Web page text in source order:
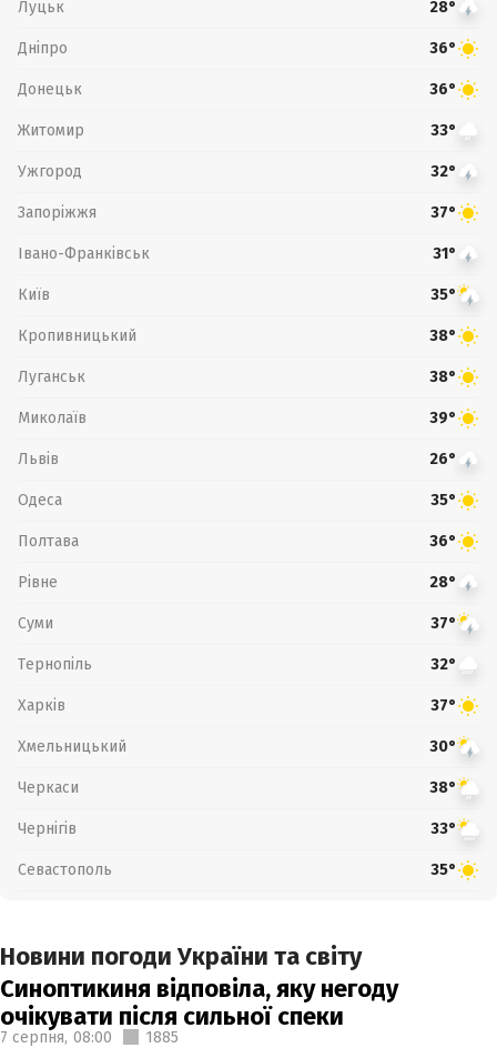
Луцьк 28°
Дніпро 36°
Донецьк 36°
Житомир 33°
Ужгород 32°
Запоріжжя 37°
Івано-Франківськ 31°
Київ 35°
Кропивницький 38°
Луганськ 38°
Миколаїв 39°
Львів 26°
Одеса 35°
Полтава 36°
Рівне 28°
Суми 37°
Тернопіль 32°
Харків 37°
Хмельницький 30°
Черкаси 38°
Чернігів 33°
Севастополь 35°
Новини погоди України та світу
Синоптикиня відповіла, яку негоду
очікувати після сильної спеки
7 серпня, 08:00 1885